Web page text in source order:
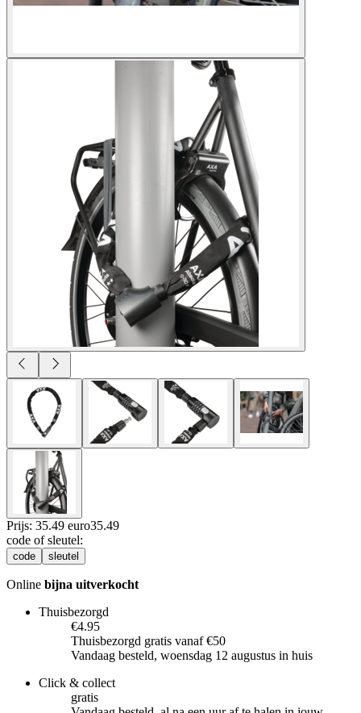
Prijs: 35.49 euro35.49
code of sleutel:
code sleutel
Online bijna uitverkocht
Thuisbezorgd
€4.95
Thuisbezorgd gratis vanaf €50
Vandaag besteld, woensdag 12 augustus in huis
Click & collect
gratis